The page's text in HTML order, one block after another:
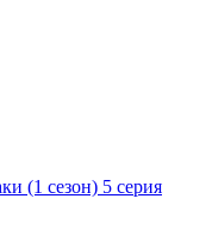
(1 сезон) 5 серия